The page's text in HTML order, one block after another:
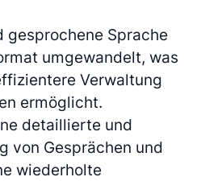
gesprochene Sprache
umgewandelt, was
Verwaltung
ermöglicht.
detaillierte und
von Gesprächen und
wiederholte